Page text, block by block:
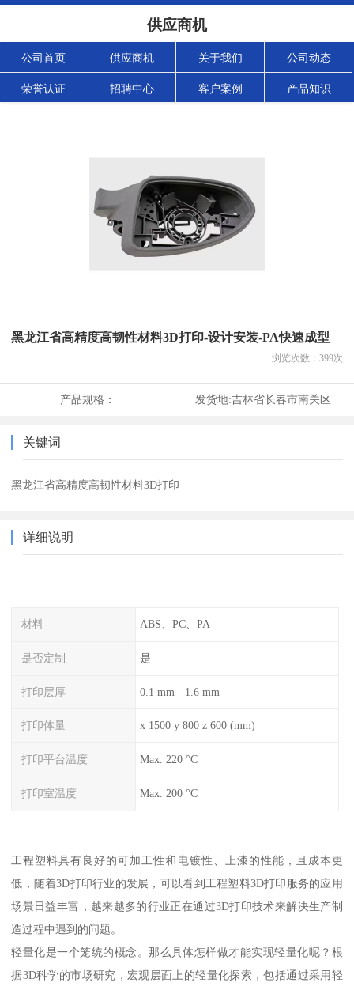
供应商机
公司首页 供应商机 关于我们 公司动态
荣誉认证 招聘中心 客户案例 产品知识
黑龙江省高精度高韧性材料3D打印-设计安装-PA快速成型
浏览次数： 399次
产品规格： 发货地:吉林省长春市南关区
关键词
黑龙江省高精度高韧性材料3D打印
详细说明
材料 ABS、PC、PA
是否定制 是
打印层厚 0.1 mm - 1.6 mm
打印体量 x 1500 y 800 z 600 (mm)
打印平台温度 Max. 220 °C
打印室温度 Max. 200 °C
工程塑料具有良好的可加工性和电镀性、上漆的性能，且成本更
低，随着3D打印行业的发展，可以看到工程塑料3D打印服务的应用
场景日益丰富，越来越多的行业正在通过3D打印技术来解决生产制
造过程中遇到的问题。
轻量化是一个笼统的概念。那么具体怎样做才能实现轻量化呢？根
据3D科学的市场研究，宏观层面上的轻量化探索，包括通过采用轻